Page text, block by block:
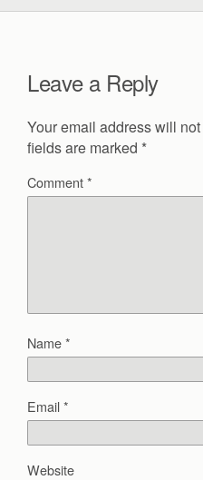
Leave a Reply
Your email address will
fields are marked *
Comment*
Name*
Email*
Website